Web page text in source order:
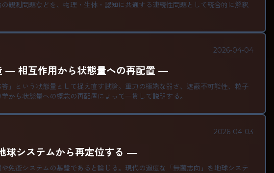
観測問題などを、物理・生体・認知に共通する連続性問題として統合的に解釈
2026-04-04
― 相互作用から状態量への再配置 ―
」という状態量として捉え直す試論。重力の極端な弱さ、遮蔽不可能性、粒子
から状態量への概念の再配置によって一貫して説明する。
2026-04-03
球システムから再定位する ―
免疫システムの基盤であると論じる。現代の過度な「無菌志向」を地球システ